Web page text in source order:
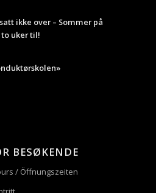
ikke over – Sommer på
uker til!
BESØKENDE
/ Öffnungszeiten